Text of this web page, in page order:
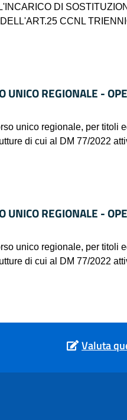
DI
CCNL
REGIONALE -
unico regionale, per titoli
di cui al DM 77/2022
REGIONALE -
unico regionale, per titoli
di cui al DM 77/2022
Valuta